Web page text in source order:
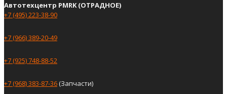
Автотехцентр PMRK (ОТРАДНОЕ)
+7 (495) 223-38-90
+7 (966) 389-20-49
+7 (925) 748-88-52
+7 (968) 383-87-36(Запчасти)